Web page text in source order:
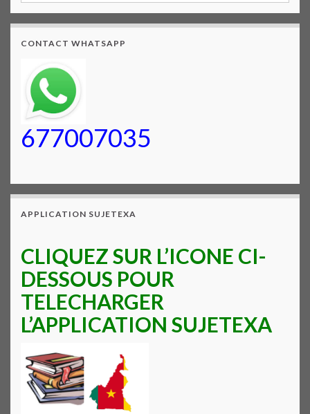
CONTACT WHATSAPP
677007035
APPLICATION SUJETEXA
CLIQUEZ SUR L’ICONE CI-
DESSOUS POUR
TELECHARGER
L’APPLICATION SUJETEXA